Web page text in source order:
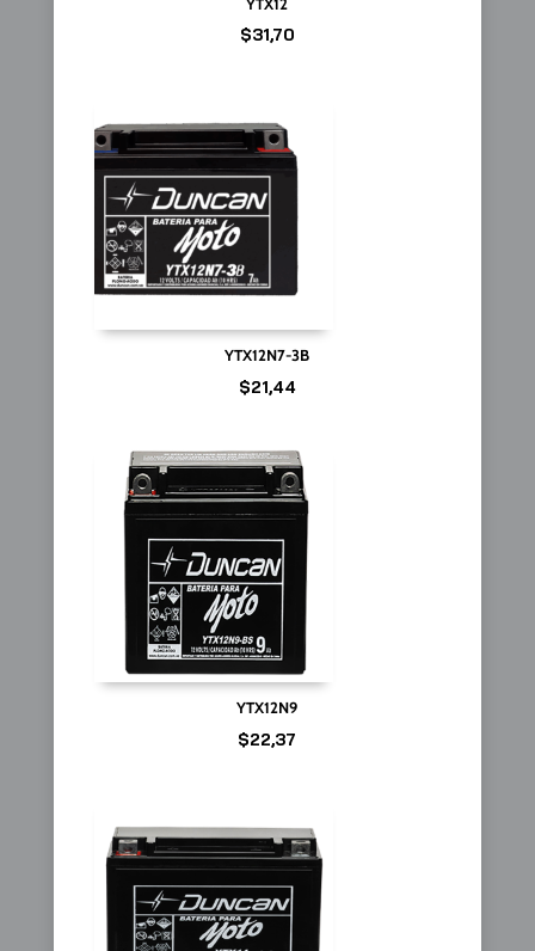
$31,70
YTX12N7-3B
$21,44
YTX12N9
$22,37